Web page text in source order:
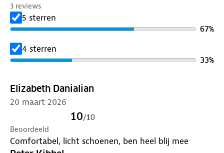
3 reviews
5 sterren
67%
4 sterren
33%
Elizabeth Danialian
20 maart 2026
10/10
Beoordeeld
Comfortabel, licht schoenen, ben heel blij mee